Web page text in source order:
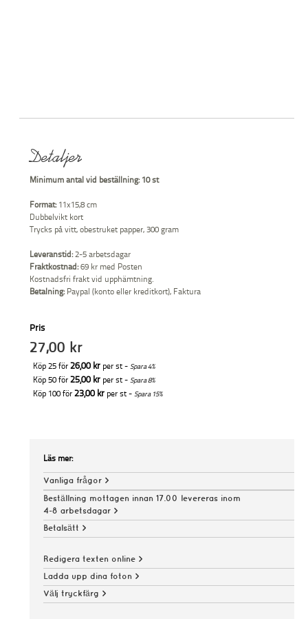
Detaljer
Minimum antal vid beställning: 10 st
Format:11x15,8 cm
Dubbelvikt kort
Trycks på vitt, obestruket papper, 300 gram
Leveranstid:2-5 arbetsdagar
Fraktkostnad:69 kr med Posten
Kostnadsfri frakt vid upphämtning.
Betalning:Paypal (konto eller kreditkort), Faktura
Pris
27,00 kr
Köp 25 för 26,00 kr per st - Spara4%
Köp 50 för 25,00 kr per st - Spara8%
Köp 100 för 23,00 kr per st - Spara 15%
Läs mer:
Vanliga frågor >
Beställning mottagen innan 17.00 levereras inom
4-8 arbetsdagar >
Betalsätt >
Redigera texten online >
Ladda upp dina foton >
Välj tryckfärg >